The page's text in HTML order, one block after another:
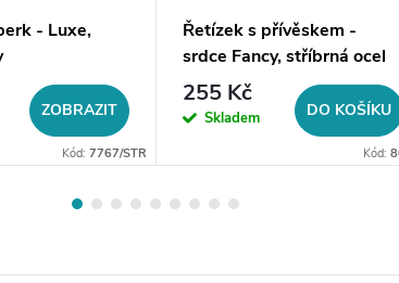
- Luxe,
ZOBRAZIT
Kód: 7767/STR
Řetízek s přívěskem -
srdce Fancy, stříbrná ocel
255 Kč
Skladem DO KOŠÍKU
Kód: